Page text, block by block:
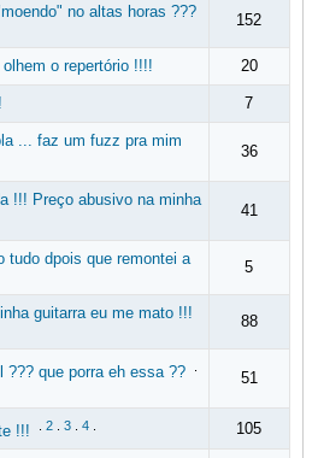
no altas horas ??? 152
o repertório !!!! 20
7
... faz um fuzz pra mim
36
!!! Preço abusivo na minha
41
tudo dpois que remontei a
5
guitarra eu me mato !!! 88
??? que porra eh essa ?? 51
!!! 2. 3. 4. 105